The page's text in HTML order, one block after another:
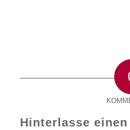
Hinterlasse